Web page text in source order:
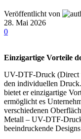
Veröffentlicht von
28. Mai 2026
0
Einzigartige Vorteile
UV-DTF-Druck (Direct
den individuellen
bietet er einzigartige
ermöglicht es
verschiedenen
Metall – UV-DTF-
beeindruckende